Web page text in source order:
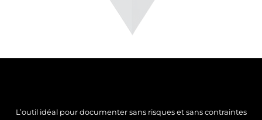
L’outil idéal pour documenter sans risques et sans contraintes